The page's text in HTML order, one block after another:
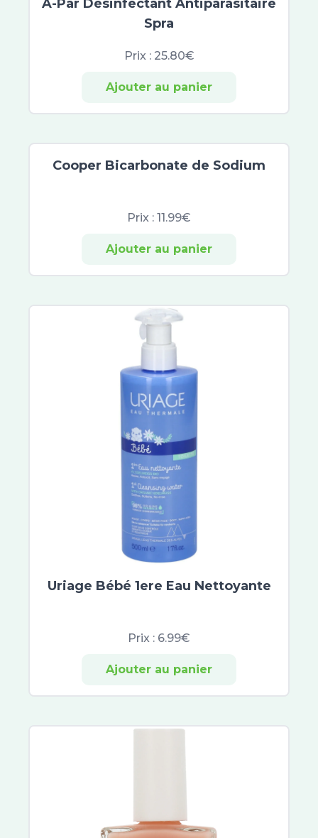
A-Par Désinfectant Antiparasitaire
Spra
Prix : 25.80€
Ajouter au panier
Cooper Bicarbonate de Sodium
Prix : 11.99€
Ajouter au panier
Uriage Bébé 1ere Eau Nettoyante
Prix : 6.99€
Ajouter au panier